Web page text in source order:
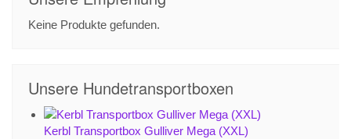
Keine Produkte gefunden.
Unsere Hundetransportboxen
Kerbl Transportbox Gulliver Mega (XXL)